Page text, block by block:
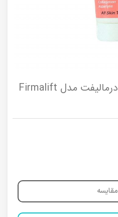
کرم سفت کننده پوست درمالیفت مدل Firmalift
مقایسه